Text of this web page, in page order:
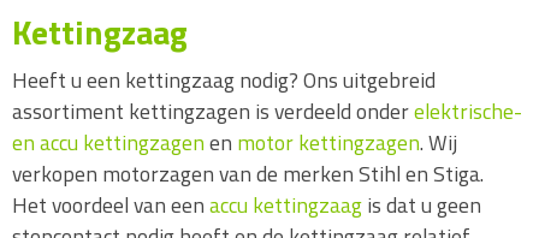
Kettingzaag en Kleding
Benzine kettingzaag
Accu kettingzaag
Elektrische kettingzaag
Hoogsnoeier
VeiligheidsKleding (PBM)
Kettingzaag
Heeft u een kettingzaag nodig? Ons uitgebreid
assortiment kettingzagen is verdeeld onderelektrische-
en accu kettingzagenen motor kettingzagen. Wij
verkopen motorzagen van de merken Stihl en Stiga.
Het voordeel van eenaccu kettingzaagis dat u geen